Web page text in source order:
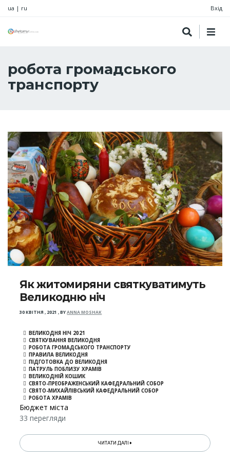
ua | ru Вхід
робота громадського
транспорту
Як житомиряни святкуватимуть
Великодню ніч
30 КВІТНЯ , 2021 ,BYANNA MOSHAK
ВЕЛИКОДНЯ НІЧ 2021
СВЯТКУВАННЯ ВЕЛИКОДНЯ
РОБОТА ГРОМАДСЬКОГО ТРАНСПОРТУ
ПРАВИЛА ВЕЛИКОДНЯ
ПІДГОТОВКА ДО ВЕЛИКОДНЯ
ПАТРУЛЬ ПОБЛИЗУ ХРАМІВ
ВЕЛИКОДНІЙ КОШИК
СВЯТО-ПРЕОБРАЖЕНСЬКИЙ КАФЕДРАЛЬНИЙ СОБОР
СВЯТО-МИХАЙЛІВСЬКИЙ КАФЕДРАЛЬНИЙ СОБОР
РОБОТА ХРАМІВ
Бюджет міста
33 перегляди
ЧИТАТИ ДАЛІ